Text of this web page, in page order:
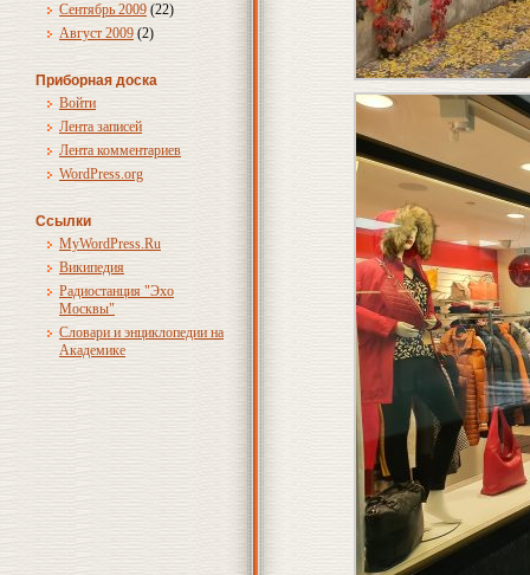
Сентябрь 2009 (22)
Август 2009 (2)
Приборная доска
Войти
Лента записей
Лента комментариев
WordPress.org
Ссылки
MyWordPress.Ru
Википедия
Радиостанция "Эхо
Москвы"
Словари и энциклопедии на
Академике